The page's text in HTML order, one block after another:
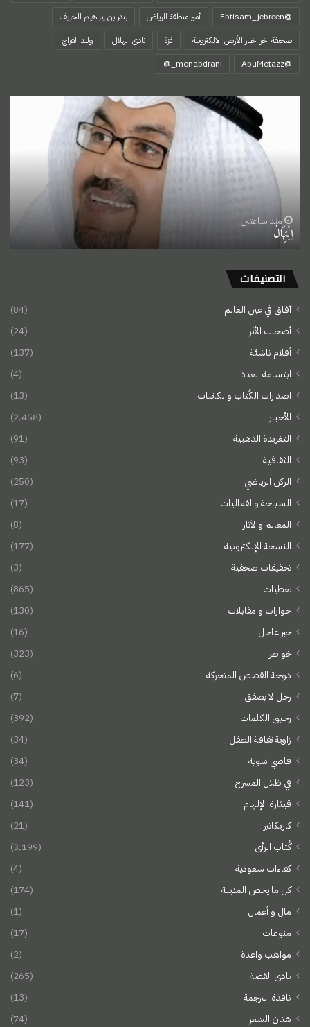
@Ebtisam_jebreen
أمير منطقة الرياض
بندر بن إبراهيم الخريف
صحيفة اخر اخبار الأرض الالكترونية
غزة نادي الهلال
وليد الفراج
‏@AbuMotazz
منذ ساعتين
اِبْتِهَالُ
التصنيفات
آفاق في عين العالم
(84)
أصحاب الأثر
(24)
أقلام ناشئة
(137)
ابتسامة العدد
(4)
اصدارات الكُتاب والكاتبات
(13)
الأخبار
(2٬458)
التغريدة الذهبية
(91)
الثقافية
(93)
الركن الرياضي
(250)
السياحة والفعاليات
(17)
المعالم والآثار
(8)
النسخة الإلكترونية
(177)
تحقيقات صحفية
(3)
تغطيات
(865)
حوارات و مقابلات
(130)
خبر عاجل
(16)
خواطر
(323)
دوحة القصص المتحركة
(6)
رجل لا يصفق
(7)
رحيق الكلمات
(392)
زاوية ثقافة الطفل
(34)
فاضي شوية
(34)
في ظلال المسرح
(123)
قيثارة الإلهام
(141)
كاريكاتير
(21)
كُتاب الرأي
(3٬199)
كفاءات سعودية
(4)
كل ما يخص المدينة
(174)
مال و أعمال
(1)
منوعات
(17)
مواهب واعدة
(2)
نادي القصة
(265)
نافذة الترجمة
(13)
هتان الشعر
(74)